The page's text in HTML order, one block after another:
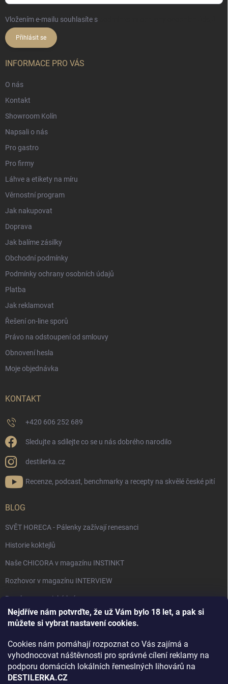
Nejdříve nám potvrďte, že už Vám bylo 18 let, a pak si
můžete si vybrat nastavení cookies.
Cookies nám pomáhají rozpoznat co Vás zajímá a
vyhodnocovat náštěvnosti pro správné cílení reklamy na
podporu domácích lokálních řemeslných lihovárů na
DESTILERKA.CZ
Vložením e-mailu souhlasíte s
Přihlásit se
INFORMACE PRO VÁS
O nás
Kontakt
Showroom Kolín
Napsali o nás
Pro gastro
Pro firmy
Láhve a etikety na míru
Věrnostní program
Jak nakupovat
Doprava
Jak balíme zásilky
Obchodní podmínky
Podmínky ochrany osobních údajů
Platba
Jak reklamovat
Řešení on-line sporů
Právo na odstoupení od smlouvy
Obnovení hesla
Moje objednávka
KONTAKT
+420 606 252 689
Sledujte a sdílejte co se u nás dobrého narodilo
destilerka.cz
Recenze, podcast, benchmarky a recepty na skvělé české pití
BLOG
SVĚT HORECA - Pálenky zažívají renesanci
Historie koktejlů
Naše CHICORA v magazínu INSTINKT
Rozhovor v magazínu INTERVIEW
Bourbon, americká krása.
Napsali v TÝDNU o naší práci
Rozhovor s DESTILERKA.CZ v magazínu DRINKING-CAT
Jak vybrat dárek na Vánoce